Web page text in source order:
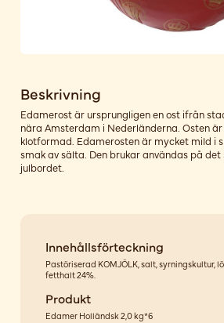
Beskrivning
Edamerost är ursprungligen en ost ifrån
nära Amsterdam i Nederländerna. Osten
klotformad. Edamerosten är mycket mild i
smak av sälta. Den brukar användas på
julbordet.
Innehållsförteckning
Pastöriserad KOMJÖLK, salt, syrningskultur,
fetthalt 24%.
Produkt
Edamer Holländsk 2,0 kg*6